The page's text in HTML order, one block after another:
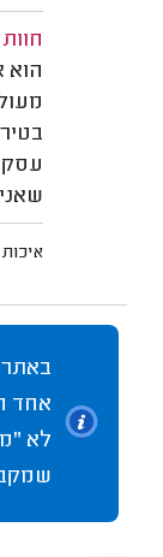
הוא
עסק
איכות
באתר
אחד
לא